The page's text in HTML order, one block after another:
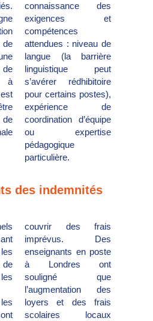
de
à
connaissance des
exigences et
compétences
attendues : niveau de
langue (la barrière
linguistique peut
s’avérer rédhibitoire
pour certains postes),
expérience de
coordination d’équipe
ou expertise
pédagogique
particulière.
des indemnités
couvrir des frais
imprévus. Des
enseignants en poste
à Londres ont
souligné que
l’augmentation des
loyers et des frais
scolaires locaux